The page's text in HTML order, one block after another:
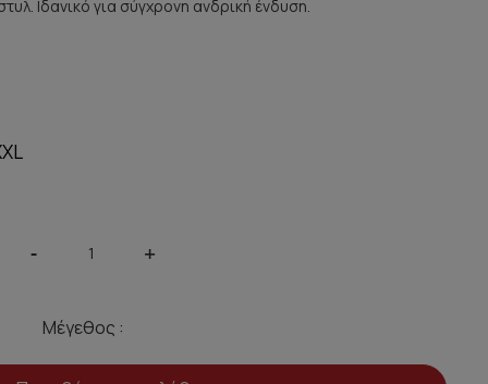
Ιδανικό για σύγχρονη ανδρική ένδυση.
- +
Μέγεθος :